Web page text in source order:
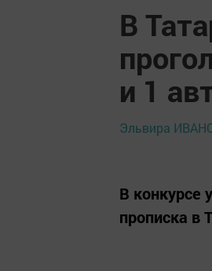
В
и 1
Эльвира
В конкурсе
прописка в